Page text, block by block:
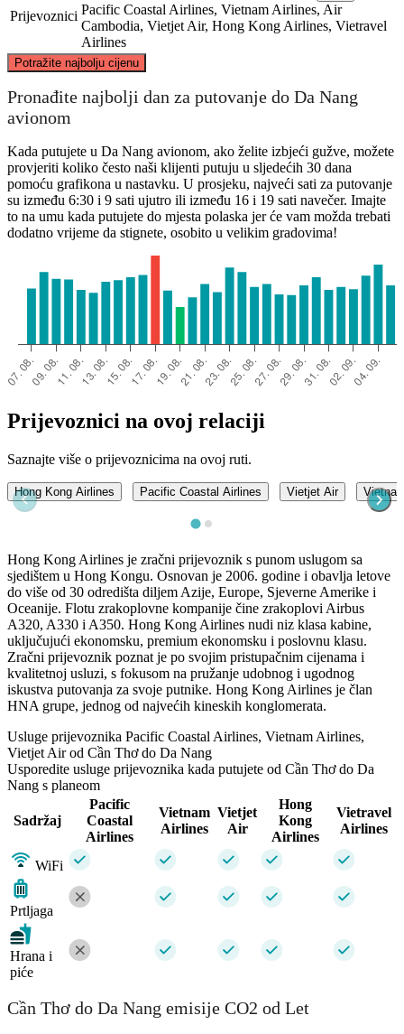
Prijevoznici Pacific Coastal Airlines, Vietnam Airlines, Air
Cambodia, Vietjet Air, Hong Kong Airlines, Vietravel
Airlines
Potražite najbolju cijenu
Pronađite najbolji dan za putovanje do Da Nang
avionom
Kada putujete u Da Nang avionom, ako želite izbjeći gužve, možete
provjeriti koliko često naši klijenti putuju u sljedećih 30 dana
pomoću grafikona u nastavku. U prosjeku, najveći sati za putovanje
su između 6:30 i 9 sati ujutro ili između 16 i 19 sati navečer. Imajte
to na umu kada putujete do mjesta polaska jer će vam možda trebati
dodatno vrijeme da stignete, osobito u velikim gradovima!
Prijevoznici na ovoj relaciji
Saznajte više o prijevoznicima na ovoj ruti.
Hong Kong Airlines Pacific Coastal Airlines Vietjet Air
Hong Kong Airlines je zračni prijevoznik s punom uslugom sa
sjedištem u Hong Kongu. Osnovan je 2006. godine i obavlja letove
do više od 30 odredišta diljem Azije, Europe, Sjeverne Amerike i
Oceanije. Flotu zrakoplovne kompanije čine zrakoplovi Airbus
A320, A330 i A350. Hong Kong Airlines nudi niz klasa kabine,
uključujući ekonomsku, premium ekonomsku i poslovnu klasu.
Zračni prijevoznik poznat je po svojim pristupačnim cijenama i
kvalitetnoj usluzi, s fokusom na pružanje udobnog i ugodnog
iskustva putovanja za svoje putnike. Hong Kong Airlines je član
HNA grupe, jednog od najvećih kineskih konglomerata.
Usluge prijevoznika Pacific Coastal Airlines, Vietnam Airlines,
Vietjet Air od Cần Thơ do Da Nang
Usporedite usluge prijevoznika kada putujete od Cần Thơ do Da
Nang s planeom
Sadržaj
Pacific
Coastal
Airlines
Vietnam
Airlines
Vietjet
Air
Hong
Kong
Airlines
Vietravel
Airlines
WiFi
Prtljaga
Hrana i
piće
Cần Thơ do Da Nang emisije CO2 od Let